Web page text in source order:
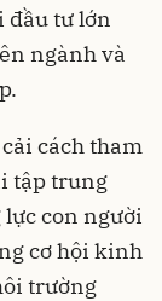
đầu tư lớn
ngành và
cách tham
tập trung
con người
cơ hội kinh
trường